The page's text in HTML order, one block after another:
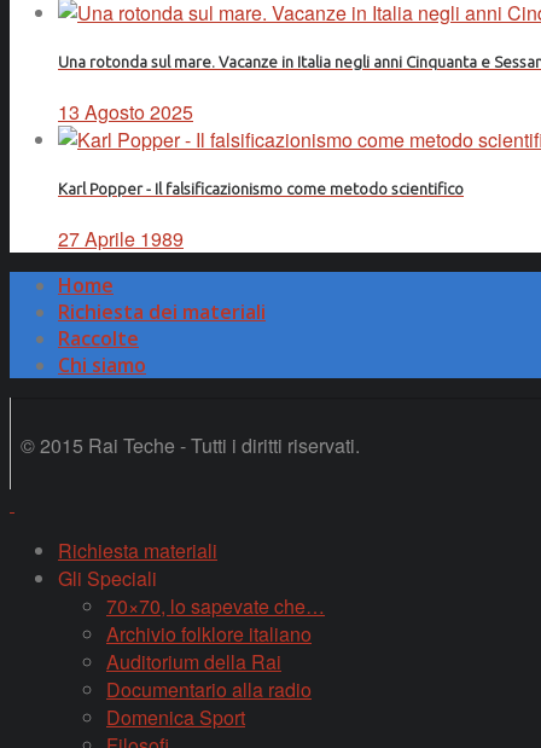
Una rotonda sul mare. Vacanze in Italia negli anni Cinquanta e
13 Agosto 2025
Karl Popper - Il falsificazionismo come metodo scientifico
27 Aprile 1989
Home
Richiesta dei materiali
Raccolte
Chi siamo
© 2015 Rai Teche - Tutti i diritti riservati.
Richiesta materiali
Gli Speciali
70×70, lo sapevate che…
Archivio folklore italiano
Auditorium della Rai
Documentario alla radio
Domenica Sport